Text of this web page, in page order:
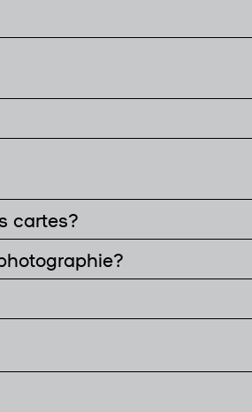
cartes?